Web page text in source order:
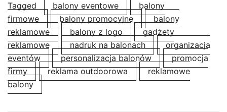
Tagged balony eventowe
balony
firmowe
balony promocyjne
balony
reklamowe
balony z logo
gadżety
reklamowe
nadruk na balonach
organizacja
eventów
personalizacja balonów
promocja
firmy
reklama outdoorowa
reklamowe
balony